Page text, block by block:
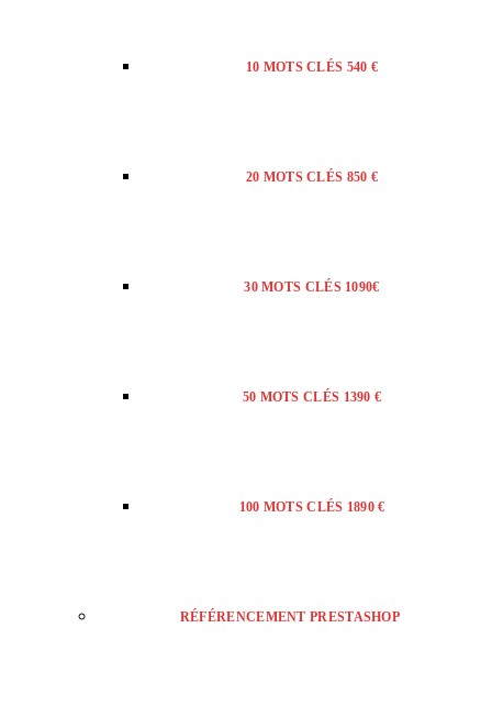
10 MOTS CLÉS 540 €
20 MOTS CLÉS 850 €
30 MOTS CLÉS 1090€
50 MOTS CLÉS 1390 €
100 MOTS CLÉS 1890 €
RÉFÉRENCEMENT PRESTASHOP